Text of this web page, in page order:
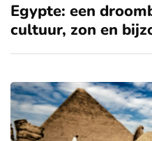
Egypte: een
cultuur, zon en